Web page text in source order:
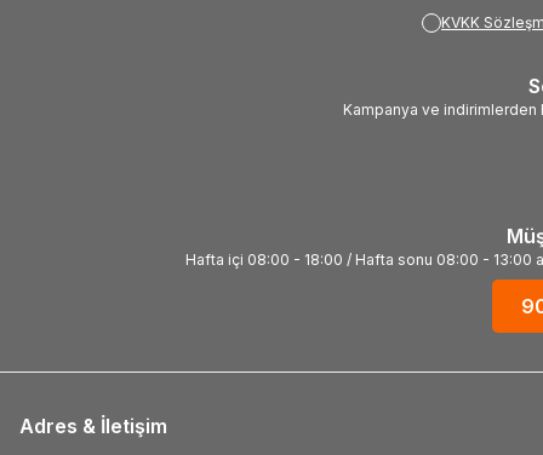
KVKK
Kampanya ve
Hafta içi 08:00 - 18:00 / Hafta sonu 08:00 - 13:00
Adres & İletişim